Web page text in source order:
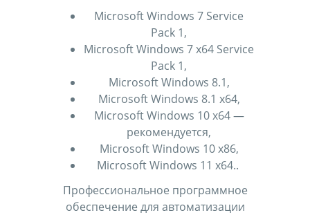
Microsoft Windows 7 Service
Pack 1,
Microsoft Windows 7 x64 Service
Pack 1,
Microsoft Windows 8.1,
Microsoft Windows 8.1 x64,
Microsoft Windows 10 x64 —
рекомендуется,
Microsoft Windows 10 x86,
Microsoft Windows 11 x64..
Профессиональное программное
обеспечение для автоматизации